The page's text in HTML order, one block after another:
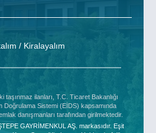
/ Kiralayalım
taşınmaz ilanları, T.C. Ticaret Bakanlığı
Doğrulama Sistemi (EİDS) kapsamında
danışmanları tarafından girilmektedir.
GAYRİMENKUL AŞ. markasıdır. Eşit